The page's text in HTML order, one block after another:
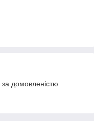
домовленістю